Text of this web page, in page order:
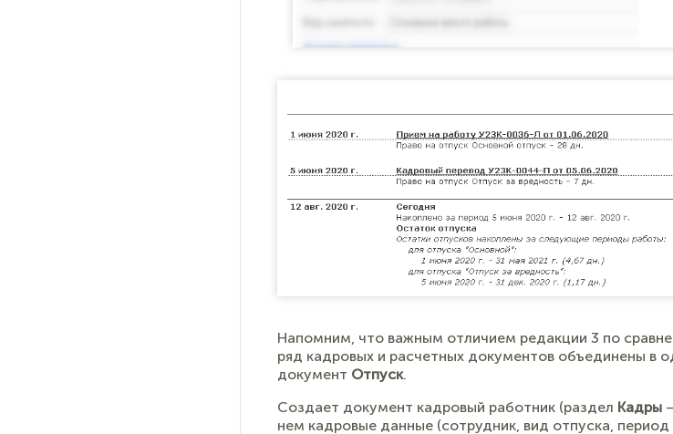
Напомним, что важным отличием редакции 3 по
ряд кадровых и расчетных документов объединены в
документ Отпуск.
Создает документ кадровый работник (раздел Кадры–
нем кадровые данные (сотрудник, вид отпуска,